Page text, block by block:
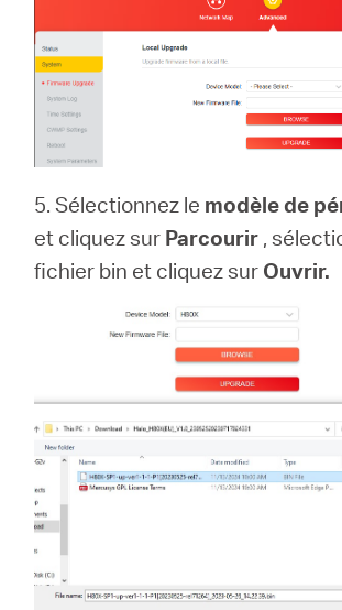
5. Sélectionnez le modèle de
et cliquez sur Parcourir ,
fichier bin et cliquez sur Ouvrir.